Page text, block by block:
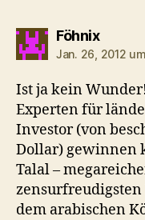
Föhnixsagt:
Jan. 26, 2012
Ist ja kein
Experten für
Investor (von
Dollar) gewinnen
Talal –
dem arabischen